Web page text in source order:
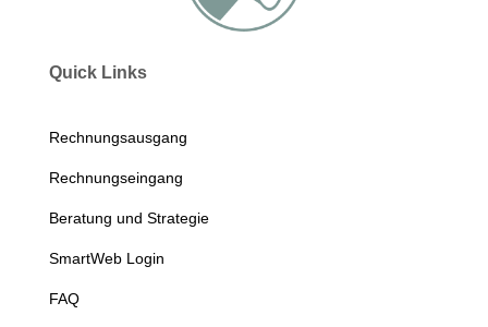
Quick Links
Rechnungsausgang
Rechnungseingang
Beratung und Strategie
SmartWeb Login
FAQ